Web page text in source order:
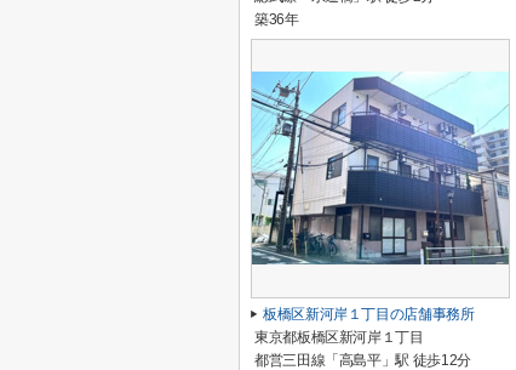
築36年
板橋区新河岸１丁目の店舗事務所
東京都板橋区新河岸１丁目
都営三田線「高島平」駅 徒歩12分